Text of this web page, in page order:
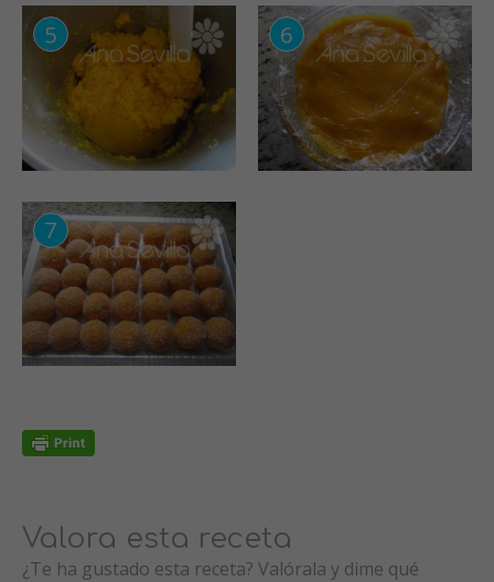
Valora esta receta
¿Te ha gustado esta receta? Valórala y dime qué